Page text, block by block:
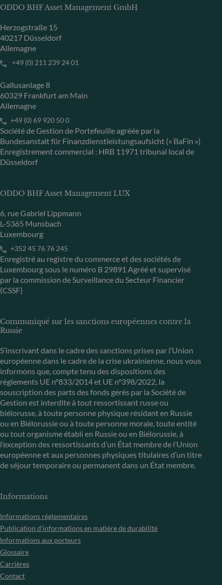
ODDO BHF Asset Management GmbH
Herzogstraße 15
40217 Düsseldorf
Allemagne
+49 (0) 211 239 24 01
Gallusanlage 8
60329 Frankfurt am Main
Allemagne
+49 (0) 69 920 50 0
Société de Gestion de Portefeuille agréée par la
Bundesanstalt für Finanzdienstleistungsaufsicht (« BaFin »)
Enregistrement commercial : HRB 11971 tribunal local de
Düsseldorf
ODDO BHF Asset Management LUX
6, rue Gabriel Lippmann
L-5365 Munsbach
Luxembourg
+352 45 76 76 245
Enregistré au registre du commerce et des sociétés de
Luxembourg sous le numéro B 29891 Agréé et supervisé
par la commission de Surveillance du Secteur Financier
(CSSF)
Communiqué sur les sanctions européennes contre la
Russie
S’inscrivant dans le cadre des sanctions prises par l’Union
européenne dans le cadre de la crise ukrainienne, nous vous
informons que, compte tenu des dispositions des
règlements UE n°833/2014 et UE n°398/2022, la
souscription des parts des fonds gérés par la Société de
Gestion est interdite à tout ressortissant russe ou
biélorusse, à toute personne physique résidant en Russie
ou en Biélorussie ou à toute personne morale, toute entité
ou tout organisme établi en Russie ou en Biélorussie, à
l’exception des ressortissants d’un État membre de l’Union
européenne et aux personnes physiques titulaires d’un titre
de séjour temporaire ou permanent dans un État membre.
Informations
Informations réglementaires
Publication d’informations en matière de durabilité
Informations aux porteurs
Glossaire
Carrières
Contact